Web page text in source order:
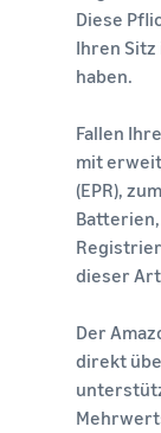
Diese
Ihren Sitz
haben.
Fallen
mit
(EPR),
dieser
Der
direkt